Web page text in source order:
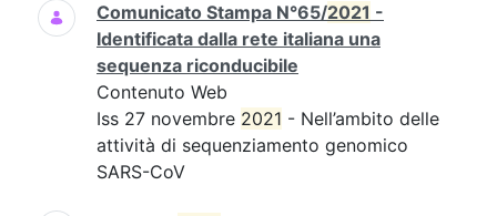
Comunicato Stampa N°65/2021 -
Identificata dalla rete italiana una
sequenza riconducibile
Contenuto Web
Iss 27 novembre 2021 - Nell’ambito delle
attività di sequenziamento genomico
SARS-CoV